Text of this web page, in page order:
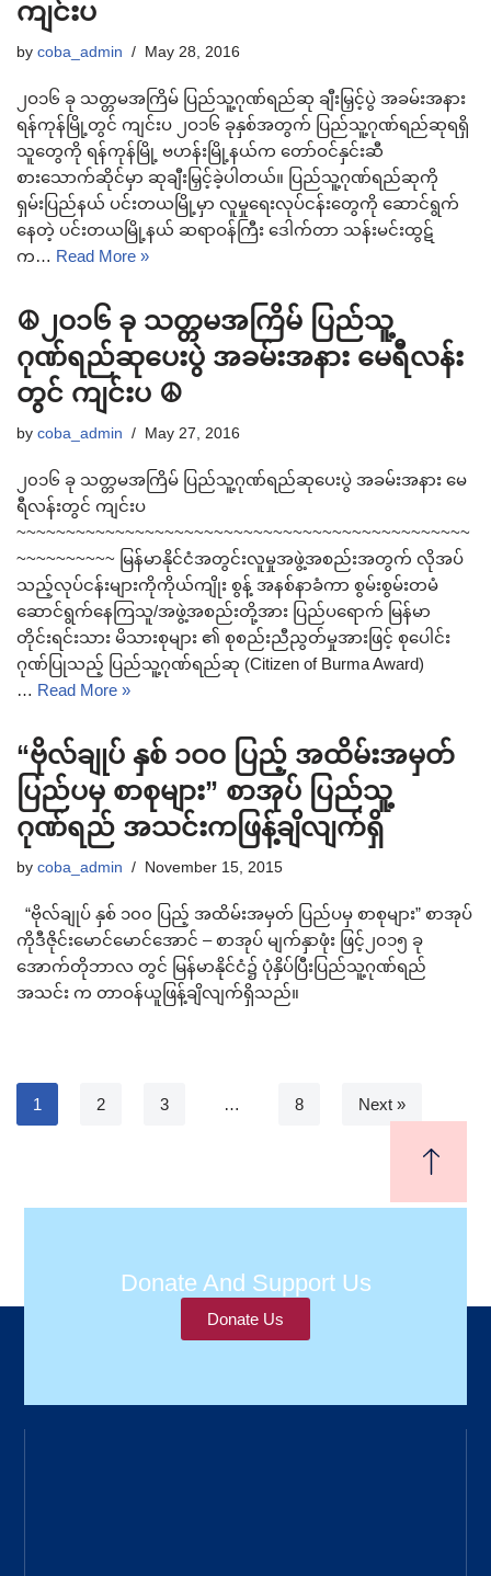
ကျင်းပ
by coba_admin May 28, 2016
၂ဝ၁၆ ခု သတ္တမအကြိမ် ပြည်သူ့ဂုဏ်ရည်ဆု ချီးမြှင့်ပွဲ အခမ်းအနား
ရန်ကုန်မြို့တွင် ကျင်းပ ၂ဝ၁၆ ခုနှစ်အတွက် ပြည်သူ့ဂုဏ်ရည်ဆုရရှိ
သူတွေကို ရန်ကုန်မြို့ ဗဟန်းမြို့နယ်က တော်ဝင်နှင်းဆီ
စားသောက်ဆိုင်မှာ ဆုချီးမြှင့်ခဲ့ပါတယ်။ ပြည်သူ့ဂုဏ်ရည်ဆုကို
ရှမ်းပြည်နယ် ပင်းတယမြို့မှာ လူမှုရေးလုပ်ငန်းတွေကို ဆောင်ရွက်
နေတဲ့ ပင်းတယမြို့နယ် ဆရာဝန်ကြီး ဒေါက်တာ သန်းမင်းထွဋ်
က… Read More »
☮၂ဝ၁၆ ခု သတ္တမအကြိမ် ပြည်သူ့
ဂုဏ်ရည်ဆုပေးပွဲ အခမ်းအနား မေရီလန်း
တွင် ကျင်းပ ☮
by coba_admin May 27, 2016
၂၀၁၆ ခု သတ္တမအကြိမ် ပြည်သူ့ဂုဏ်ရည်ဆုပေးပွဲ အခမ်းအနား မေ
ရီလန်းတွင် ကျင်းပ
~~~~~~~~~~~~~~~~~~~~~~~~~~~~~~~~~~~~~~~~~~~~~~
~~~~~~~~~~ မြန်မာနိုင်ငံအတွင်းလူမှုအဖွဲ့အစည်းအတွက် လိုအပ်
သည့်လုပ်ငန်းများကိုကိုယ်ကျိုး စွန့် အနစ်နာခံကာ စွမ်းစွမ်းတမံ
ဆောင်ရွက်နေကြသူ/အဖွဲ့အစည်းတို့အား ပြည်ပရောက် မြန်မာ
တိုင်းရင်းသား မိသားစုများ ၏ စုစည်းညီညွတ်မှုအားဖြင့် စုပေါင်း
ဂုဏ်ပြုသည့် ပြည်သူ့ဂုဏ်ရည်ဆု (Citizen of Burma Award)
… Read More »
“ဗိုလ်ချုပ် နှစ် ၁ဝဝ ပြည့် အထိမ်းအမှတ်
ပြည်ပမှ စာစုများ” စာအုပ် ပြည်သူ့
ဂုဏ်ရည် အသင်းကဖြန့်ချိလျက်ရှိ
by coba_admin November 15, 2015
“ဗိုလ်ချုပ် နှစ် ၁၀၀ ပြည့် အထိမ်းအမှတ် ပြည်ပမှ စာစုများ” စာအုပ်
ကိုဒီဇိုင်းမောင်မောင်အောင် – စာအုပ် မျက်နှာဖုံး ဖြင့်၂၀၁၅ ခု
အောက်တိုဘာလ တွင် မြန်မာနိုင်ငံ၌ ပုံနှိပ်ပြီးပြည်သူ့ဂုဏ်ရည်
အသင်း က တာဝန်ယူဖြန့်ချိလျက်ရှိသည်။
1 2 3 … 8 Next »
Donate And Support Us
Donate Us